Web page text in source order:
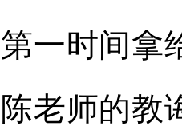
一时间拿
老师的教